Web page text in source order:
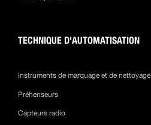
TECHNIQUE D'AUTOMATISATION
Instruments de marquage et de nettoyage
Préhenseurs
Capteurs radio